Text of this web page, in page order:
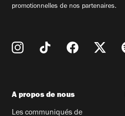
promotionnelles de nos partenaires.
A propos de nous
Les communiqués de